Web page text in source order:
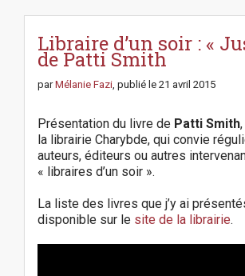
Libraire d’un soir : «
de Patti Smith
parMélanie Fazi, publié le 21 avril 2015
Présentation du livre de Patti Smith,
la librairie Charybde, qui convie
auteurs, éditeurs ou autres
« libraires d’un soir ».
La liste des livres que j’y ai
disponible sur le site de la librairie.